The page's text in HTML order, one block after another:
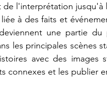
l'interprétation jusqu'à
à des faits et
une partie du
les principales scènes
avec des images
connexes et les publier